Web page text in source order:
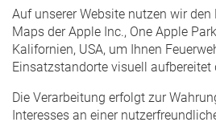
Auf unserer Website nutzen wir
Maps der Apple Inc., One Apple
Kalifornien, USA, um Ihnen
Einsatzstandorte visuell aufbereitet
Die Verarbeitung erfolgt zur
Interesses an einer